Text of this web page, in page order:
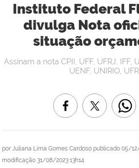
Instituto Federal
divulga Nota
situação
por Juliana Lima Gomes Cardoso publicado 05/12/
modificação 31/08/2023 13h14
Assinam a nota CPII, UFF, UFRJ, IFF,
UENF, UNIRIO,